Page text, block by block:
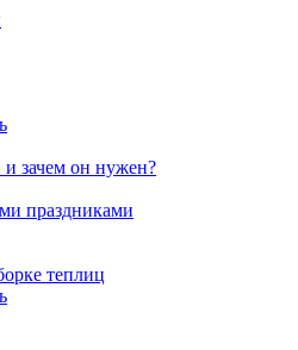
и зачем он нужен?
праздниками
теплиц